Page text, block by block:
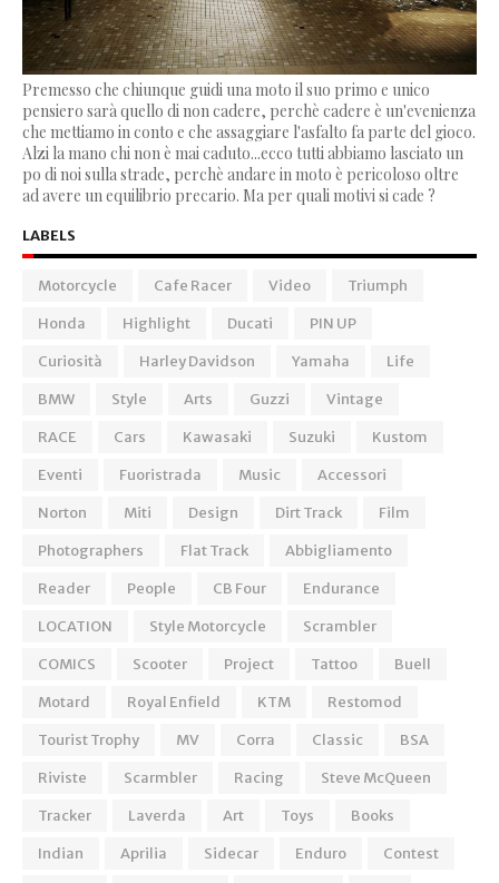
Premesso che chiunque guidi una moto il suo primo e unico
pensiero sarà quello di non cadere, perchè cadere è un'evenienza
che mettiamo in conto e che assaggiare l'asfalto fa parte del gioco.
Alzi la mano chi non è mai caduto...ecco tutti abbiamo lasciato un
po di noi sulla strade, perchè andare in moto è pericoloso oltre
ad avere un equilibrio precario. Ma per quali motivi si cade ?
LABELS
Motorcycle Cafe Racer Video
Triumph
Honda
Highlight Ducati
PIN UP
Curiosità
Harley Davidson Yamaha
Life
BMW
Style Arts Guzzi
Vintage
RACE
Cars Kawasaki Suzuki
Kustom
Eventi
Fuoristrada Music
Accessori
Norton
Miti Design Dirt Track
Film
Photographers
Flat Track
Abbigliamento
Reader
People CB Four
Endurance
LOCATION
Style Motorcycle
Scrambler
COMICS
Scooter Project Tattoo
Buell
Motard
Royal Enfield KTM
Restomod
Tourist Trophy
MV Corra Classic
BSA
Riviste
Scarmbler Racing
Steve McQueen
Tracker
Laverda Art Toys
Books
Indian
Aprilia Sidecar Enduro
Contest